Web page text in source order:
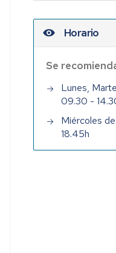
Horario
Se
Lunes,
09.30 -
Miércoles
18.45h